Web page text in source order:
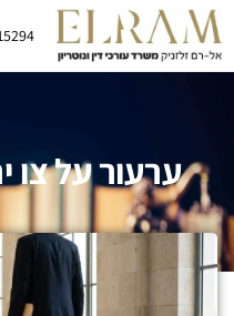
ערעור על צו